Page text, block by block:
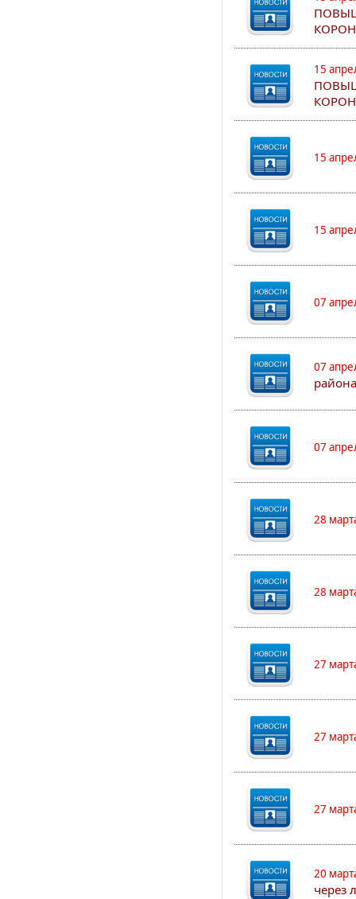
15
15
15
07
07
07
28
28
27
27
27
20
через